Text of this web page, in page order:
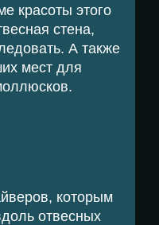
красоты этого
стена,
А также
мест для
которым
отвесных